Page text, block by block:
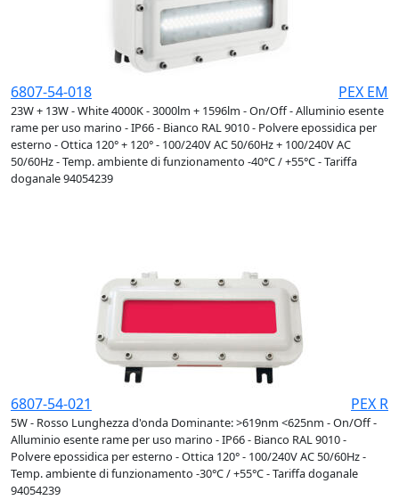
6807-54-018 PEX EM
23W + 13W - White 4000K - 3000lm + 1596lm - On/Off - Alluminio esente
rame per uso marino - IP66 - Bianco RAL 9010 - Polvere epossidica per
esterno - Ottica 120° + 120° - 100/240V AC 50/60Hz + 100/240V AC
50/60Hz - Temp. ambiente di funzionamento -40°C / +55°C - Tariffa
doganale 94054239
6807-54-021 PEX R
5W - Rosso Lunghezza d'onda Dominante: >619nm <625nm - On/Off -
Alluminio esente rame per uso marino - IP66 - Bianco RAL 9010 -
Polvere epossidica per esterno - Ottica 120° - 100/240V AC 50/60Hz -
Temp. ambiente di funzionamento -30°C / +55°C - Tariffa doganale
94054239